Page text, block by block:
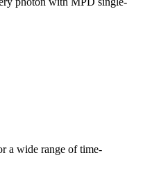
a wide range of time-